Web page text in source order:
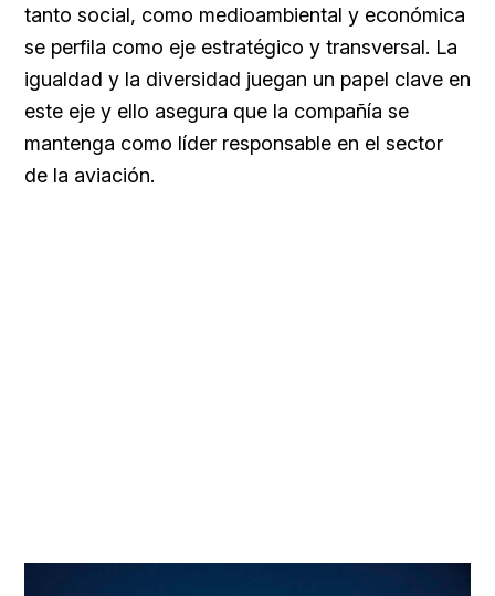
tanto social, como medioambiental y económica
se perfila como eje estratégico y transversal. La
igualdad y la diversidad juegan un papel clave en
este eje y ello asegura que la compañía se
mantenga como líder responsable en el sector
de la aviación.